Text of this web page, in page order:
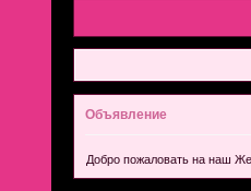
Объявление
Добро пожаловать на наш